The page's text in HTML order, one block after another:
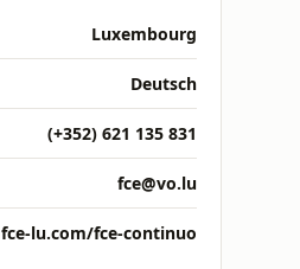
Luxembourg
Deutsch
(+352) 621 135 831
fce@vo.lu
fce-lu.com/fce-continuo